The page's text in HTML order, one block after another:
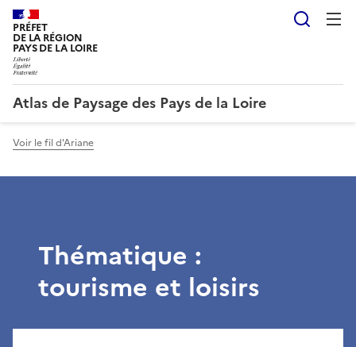
PRÉFET
DE LA RÉGION
PAYS DE LA LOIRE
Atlas de Paysage des Pays de la Loire
Voir le fil d'Ariane
Thématique :
tourisme et loisirs